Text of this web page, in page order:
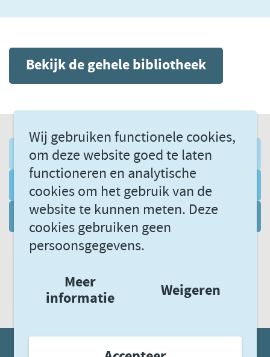
Wij gebruiken functionele cookies,
om deze website goed te laten
functioneren en analytische
cookies om het gebruik van de
website te kunnen meten. Deze
cookies gebruiken geen
persoonsgegevens.
Meer
informatie
Weigeren
Bekijk de gehele bibliotheek
AANMELDEN NIEUWSBRIEF
VOLG ONS VIA LINKEDIN
DATAGEDREVEN LEREN